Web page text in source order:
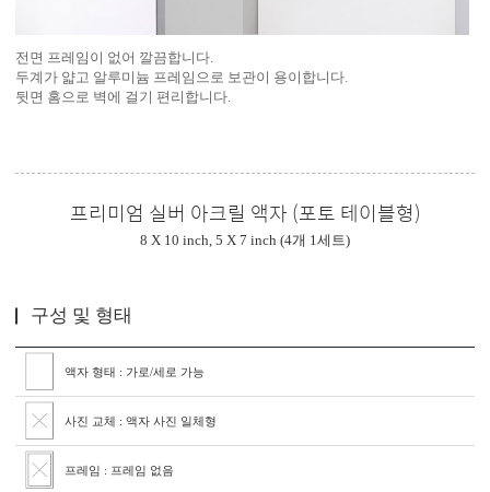
전면 프레임이 없어 깔끔합니다.
두계가 얇고 알루미늄 프레임으로 보관이 용이합니다.
뒷면 홈으로 벽에 걸기 편리합니다.
프리미엄 실버 아크릴 액자 (포토 테이블형)
8 X 10 inch, 5 X 7 inch (4개 1세트)
구성 및 형태
액자 형태 : 가로/세로 가능
사진 교체 : 액자 사진 일체형
프레임 : 프레임 없음